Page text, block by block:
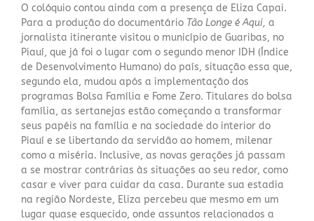
O colóquio contou ainda com a presença de Eliza Capai.
Para a produção do documentário Tão Longe é Aqui, a
jornalista itinerante visitou o município de Guaribas, no
Piauí, que já foi o lugar com o segundo menor IDH (Índice
de Desenvolvimento Humano) do país, situação essa que,
segundo ela, mudou após a implementação dos
programas Bolsa Família e Fome Zero. Titulares do bolsa
família, as sertanejas estão começando a transformar
seus papéis na família e na sociedade do interior do
Piauí e se libertando da servidão ao homem, milenar
como a miséria. Inclusive, as novas gerações já passam
a se mostrar contrárias às situações ao seu redor, como
casar e viver para cuidar da casa. Durante sua estadia
na região Nordeste, Eliza percebeu que mesmo em um
lugar quase esquecido, onde assuntos relacionados a